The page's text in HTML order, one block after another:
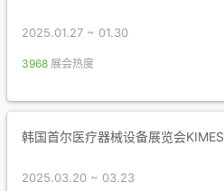
2025.01.27 ~ 01.30
3968 展会热度
韩国首尔医疗器械设备展览会KIMES
2025.03.20 ~ 03.23